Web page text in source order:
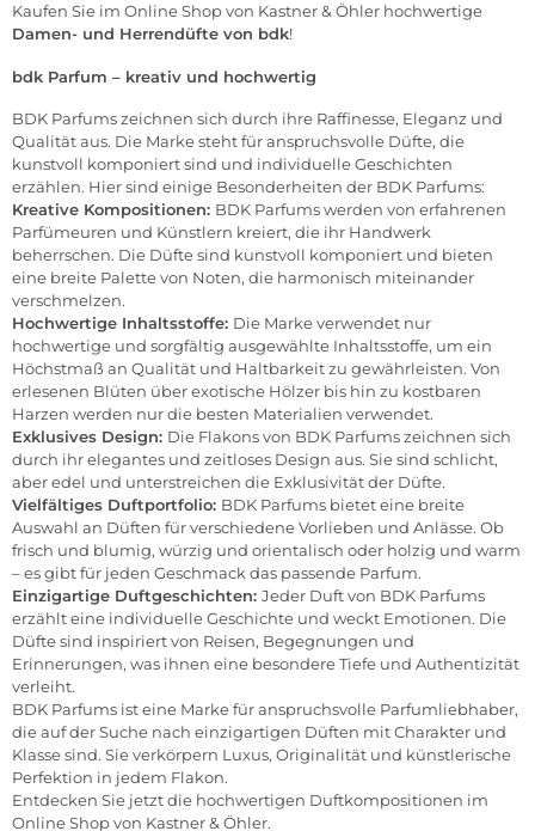
Kaufen Sie im Online Shop von Kastner & Öhler hochwertige
Damen- und Herrendüfte von bdk!
bdk Parfum – kreativ und hochwertig
BDK Parfums zeichnen sich durch ihre Raffinesse, Eleganz und
Qualität aus. Die Marke steht für anspruchsvolle Düfte, die
kunstvoll komponiert sind und individuelle Geschichten
erzählen. Hier sind einige Besonderheiten der BDK Parfums:
Kreative Kompositionen: BDK Parfums werden von erfahrenen
Parfümeuren und Künstlern kreiert, die ihr Handwerk
beherrschen. Die Düfte sind kunstvoll komponiert und bieten
eine breite Palette von Noten, die harmonisch miteinander
verschmelzen.
Hochwertige Inhaltsstoffe: Die Marke verwendet nur
hochwertige und sorgfältig ausgewählte Inhaltsstoffe, um ein
Höchstmaß an Qualität und Haltbarkeit zu gewährleisten. Von
erlesenen Blüten über exotische Hölzer bis hin zu kostbaren
Harzen werden nur die besten Materialien verwendet.
Exklusives Design: Die Flakons von BDK Parfums zeichnen sich
durch ihr elegantes und zeitloses Design aus. Sie sind schlicht,
aber edel und unterstreichen die Exklusivität der Düfte.
Vielfältiges Duftportfolio: BDK Parfums bietet eine breite
Auswahl an Düften für verschiedene Vorlieben und Anlässe. Ob
frisch und blumig, würzig und orientalisch oder holzig und warm
– es gibt für jeden Geschmack das passende Parfum.
Einzigartige Duftgeschichten: Jeder Duft von BDK Parfums
erzählt eine individuelle Geschichte und weckt Emotionen. Die
Düfte sind inspiriert von Reisen, Begegnungen und
Erinnerungen, was ihnen eine besondere Tiefe und Authentizität
verleiht.
BDK Parfums ist eine Marke für anspruchsvolle Parfumliebhaber,
die auf der Suche nach einzigartigen Düften mit Charakter und
Klasse sind. Sie verkörpern Luxus, Originalität und künstlerische
Perfektion in jedem Flakon.
Entdecken Sie jetzt die hochwertigen Duftkompositionen im
Online Shop von Kastner & Öhler.